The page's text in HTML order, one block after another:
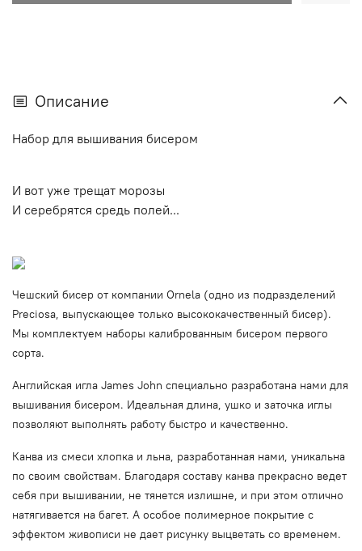
Описание
Набор для вышивания бисером
И вот уже трещат морозы
И серебрятся средь полей...
Чешский бисер от компании Ornela (одно из подразделений
Preciosa, выпускающее только высококачественный бисер).
Мы комплектуем наборы калиброванным бисером первого
сорта.
Английская игла James John специально разработана нами для
вышивания бисером. Идеальная длина, ушко и заточка иглы
позволяют выполнять работу быстро и качественно.
Канва из смеси хлопка и льна, разработанная нами, уникальна
по своим свойствам. Благодаря составу канва прекрасно ведет
себя при вышивании, не тянется излишне, и при этом отлично
натягивается на багет. А особое полимерное покрытие с
эффектом живописи не дает рисунку выцветать со временем.